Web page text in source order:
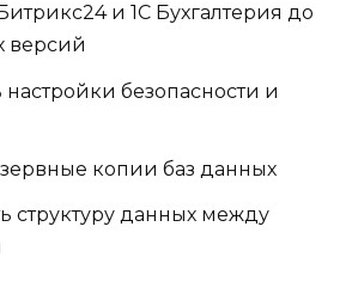
и 1С Бухгалтерия до
версий
безопасности и
копии баз данных
структуру данных между